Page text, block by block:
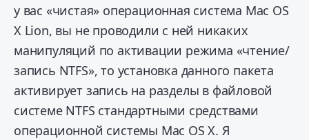
у вас «чистая» операционная система Mac OS
X Lion, вы не проводили с ней никаких
манипуляций по активации режима «чтение/
запись NTFS», то установка данного пакета
активирует запись на разделы в файловой
системе NTFS стандартными средствами
операционной системы Mac OS X. Я